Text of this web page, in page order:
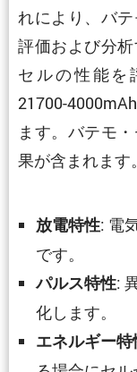
れにより、バ
評価および分析
セルの性能を
21700-
ます。バテモ
果が含まれます。
放電特性: 電
です。
パルス特性:
化します。
エネルギー特